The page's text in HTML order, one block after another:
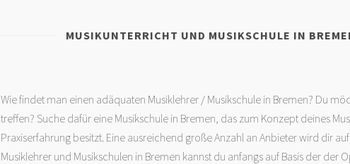
MUSIKUNTERRICHT UND MUSIKSCHULE IN
Wie findet man einen adäquaten Musiklehrer / Musikschule in Bremen? Du
treffen? Suche dafür eine Musikschule in Bremen, das zum Konzept deines
Praxiserfahrung besitzt. Eine ausreichend große Anzahl an Anbieter wird dir
Musiklehrer und Musikschulen in Bremen kannst du anfangs auf Basis der der